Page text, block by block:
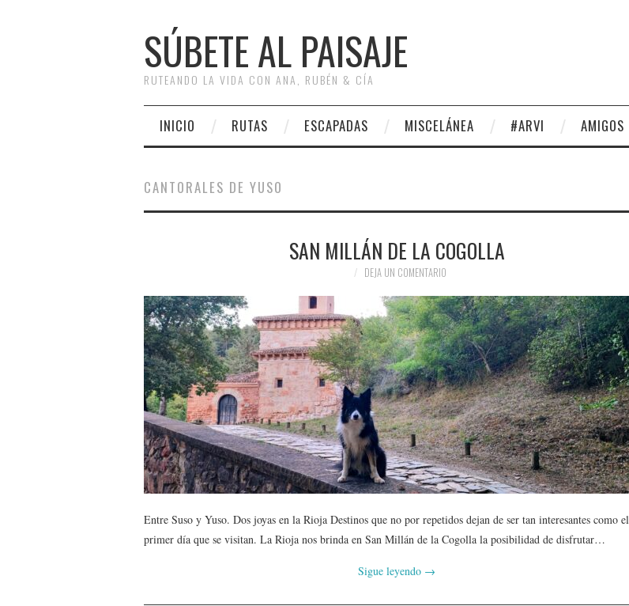
SÚBETE AL PAISAJE
RUTEANDO LA VIDA CON ANA, RUBÉN & CÍA
INICIO RUTAS ESCAPADAS MISCELÁNEA #ARVI AMIGOS
CANTORALES DE YUSO
SAN MILLÁN DE LA COGOLLA
DEJA UN COMENTARIO
Entre Suso y Yuso. Dos joyas en la Rioja Destinos que no por repetidos dejan de ser tan interesantes como el
primer día que se visitan. La Rioja nos brinda en San Millán de la Cogolla la posibilidad de disfrutar…
Sigue leyendo →